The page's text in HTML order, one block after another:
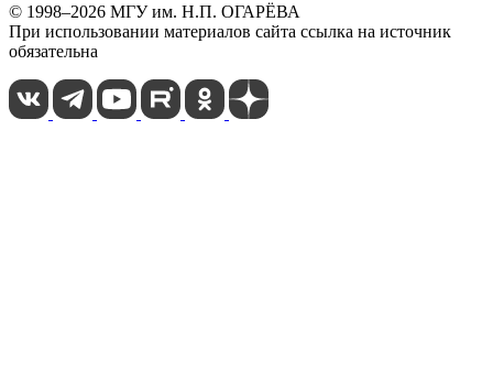
© 1998–2026 МГУ им. Н.П. ОГАРЁВА
При использовании материалов сайта ссылка на источник
обязательна